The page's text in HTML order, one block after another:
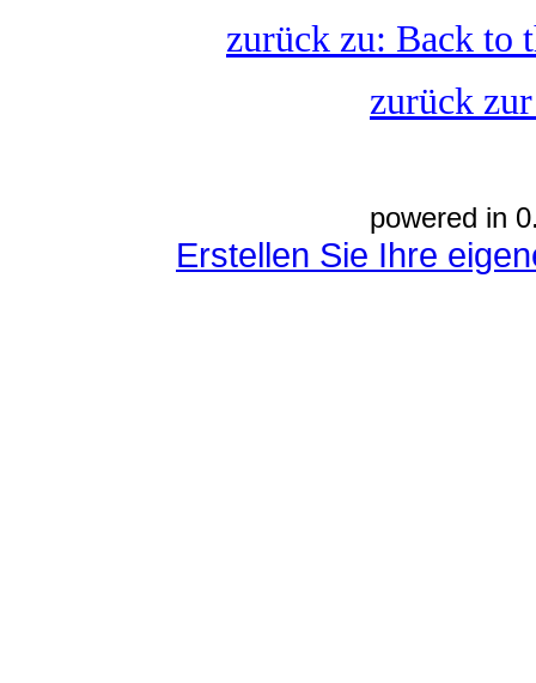
zurück zu: Back to
zurück
powered in
Erstellen Sie Ihre